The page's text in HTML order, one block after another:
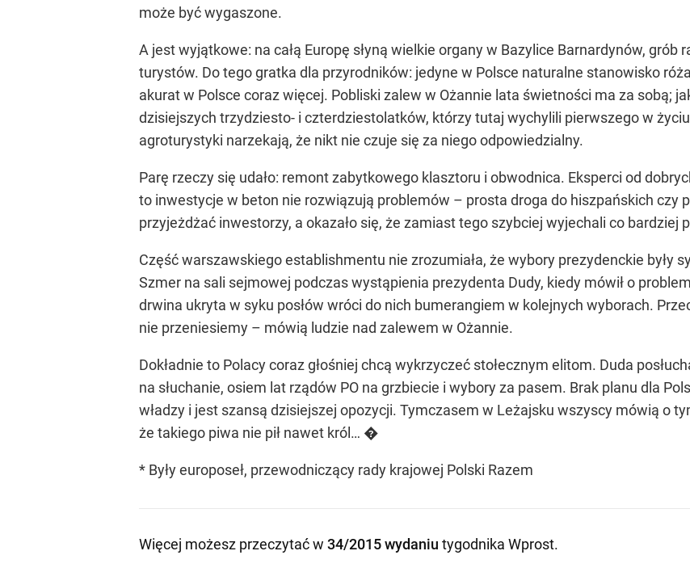
może być wygaszone.
A jest wyjątkowe: na całą Europę słyną wielkie organy w Bazylice Barnardynów,
turystów. Do tego gratka dla przyrodników: jedyne w Polsce naturalne stanowisko
akurat w Polsce coraz więcej. Pobliski zalew w Ożannie lata świetności ma za sobą;
dzisiejszych trzydziesto- i czterdziestolatków, którzy tutaj wychylili pierwszego w
agroturystyki narzekają, że nikt nie czuje się za niego odpowiedzialny.
Parę rzeczy się udało: remont zabytkowego klasztoru i obwodnica. Eksperci od
to inwestycje w beton nie rozwiązują problemów – prosta droga do hiszpańskich czy
przyjeżdżać inwestorzy, a okazało się, że zamiast tego szybciej wyjechali co bardziej
Część warszawskiego establishmentu nie zrozumiała, że wybory prezydenckie były
Szmer na sali sejmowej podczas wystąpienia prezydenta Dudy, kiedy mówił o
drwina ukryta w syku posłów wróci do nich bumerangiem w kolejnych wyborach.
nie przeniesiemy – mówią ludzie nad zalewem w Ożannie.
Dokładnie to Polacy coraz głośniej chcą wykrzyczeć stołecznym elitom. Duda
na słuchanie, osiem lat rządów PO na grzbiecie i wybory za pasem. Brak planu dla
władzy i jest szansą dzisiejszej opozycji. Tymczasem w Leżajsku wszyscy mówią o
że takiego piwa nie pił nawet król… �
* Były europoseł, przewodniczący rady krajowej Polski Razem
Więcej możesz przeczytać w 34/2015 wydaniu tygodnika Wprost.